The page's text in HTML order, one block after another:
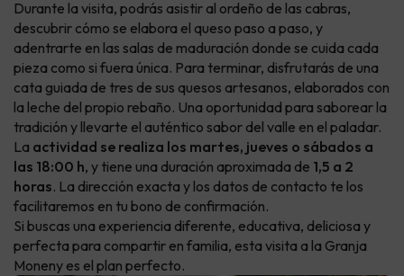
Durante la visita, podrás asistir al ordeño de las cabras,
descubrir cómo se elabora el queso paso a paso, y
adentrarte en las salas de maduración donde se cuida cada
pieza como si fuera única. Para terminar, disfrutarás de una
cata guiada de tres de sus quesos artesanos, elaborados con
la leche del propio rebaño. Una oportunidad para saborear la
tradición y llevarte el auténtico sabor del valle en el paladar.
La actividad se realiza los martes, jueves o sábados a
las 18:00 h, y tiene una duración aproximada de 1,5 a 2
horas. La dirección exacta y los datos de contacto te los
facilitaremos en tu bono de confirmación.
Si buscas una experiencia diferente, educativa, deliciosa y
perfecta para compartir en familia, esta visita a la Granja
Moneny es el plan perfecto.